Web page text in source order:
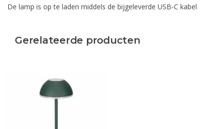
De lamp is op te laden middels de bijgeleverde USB-C kabel
Gerelateerde producten